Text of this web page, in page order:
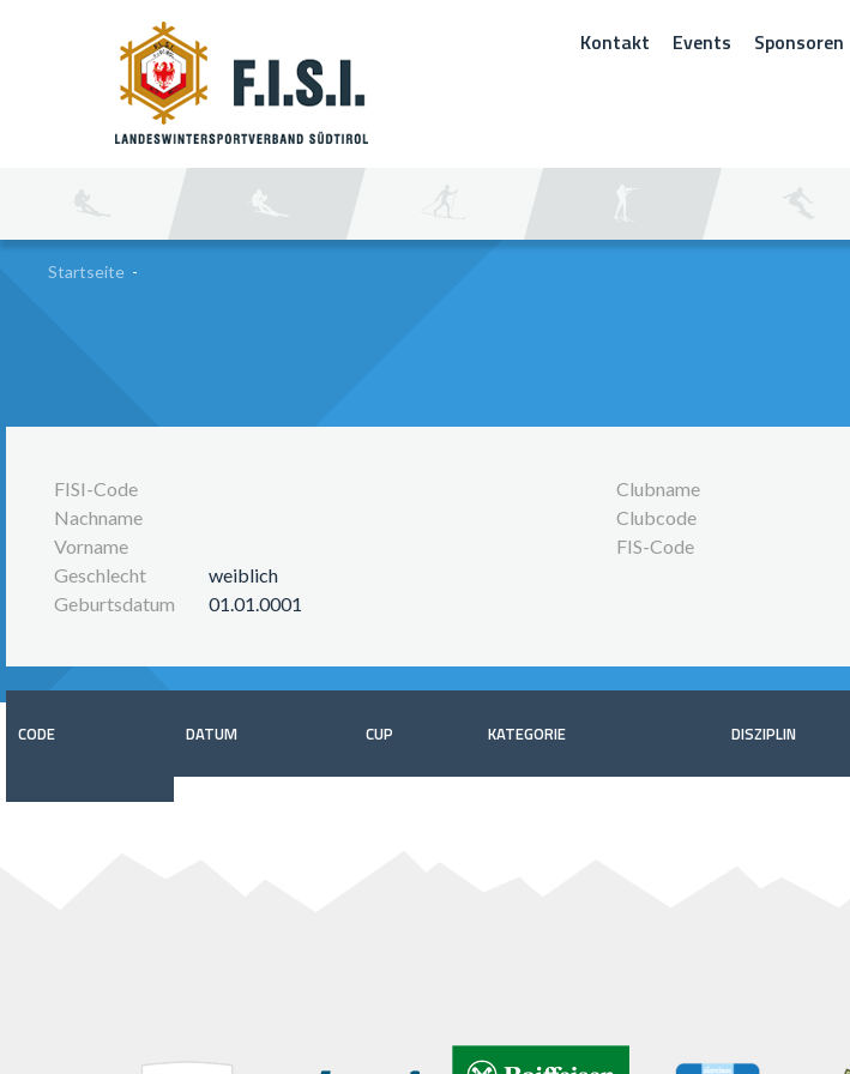
Kontakt Events Sponsoren
Startseite -
FISI-Code
Nachname
Vorname
Geschlecht
weiblich
Geburtsdatum
01.01.0001
Clubname
Clubcode
FIS-Code
CODE DATUM CUP KATEGORIE DISZIPLIN